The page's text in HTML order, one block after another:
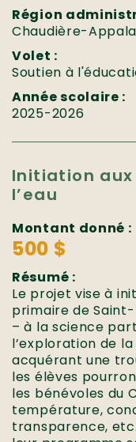
Région
Chaudière-
Volet :
Soutien à
Année scolaire :
2025-2026
Initiation
l’eau
Montant donné :
500 $
Résumé :
Le projet vise à
primaire de
– à la science
l’exploration de
acquérant une
les élèves
les bénévoles du
température,
transparence,